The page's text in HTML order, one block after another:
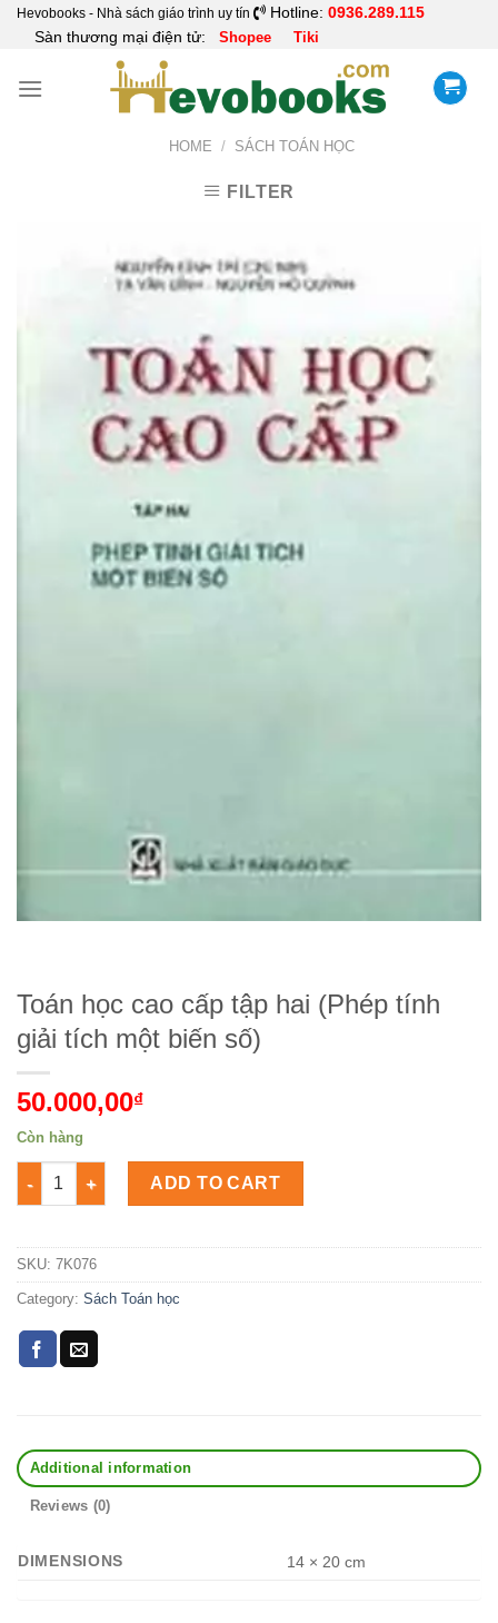
SkipHevobooks - Nhà sách giáo trình uy tín Hotline: 0936.289.115
Sàn thương mại điện tử: Shopee Tiki
HOME / SÁCH TOÁN HỌC
FILTER
Toán học cao cấp tập hai (Phép tính
giải tích một biến số)
50.000,00₫
Còn hàng
Toán học cao cấp tập hai (Phép tính giải tích một biến số) Số
ADD TO CART
SKU: 7K076
Category: Sách Toán học
Additional information
Reviews (0)
DIMENSIONS 14 × 20 cm